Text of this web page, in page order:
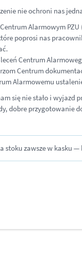
nie ochroni nas
Alarmowym
poprosi nas
Centrum
Centrum
Alarmowemu
się nie stało i wyjazd
dobre przygotowanie
stoku zawsze w kasku